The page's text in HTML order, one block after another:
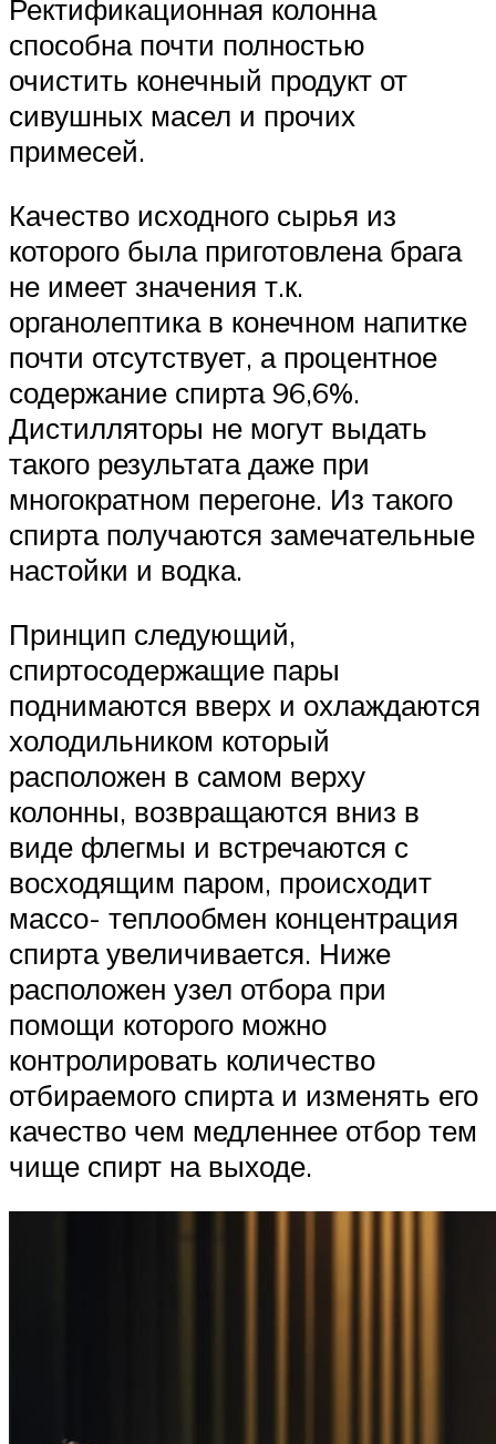
Ректификационная колонна
способна почти полностью
очистить конечный продукт от
сивушных масел и прочих
примесей.
Качество исходного сырья из
которого была приготовлена брага
не имеет значения т.к.
органолептика в конечном напитке
почти отсутствует, а процентное
содержание спирта 96,6%.
Дистилляторы не могут выдать
такого результата даже при
многократном перегоне. Из такого
спирта получаются замечательные
настойки и водка.
Принцип следующий,
спиртосодержащие пары
поднимаются вверх и охлаждаются
холодильником который
расположен в самом верху
колонны, возвращаются вниз в
виде флегмы и встречаются с
восходящим паром, происходит
массо- теплообмен концентрация
спирта увеличивается. Ниже
расположен узел отбора при
помощи которого можно
контролировать количество
отбираемого спирта и изменять его
качество чем медленнее отбор тем
чище спирт на выходе.